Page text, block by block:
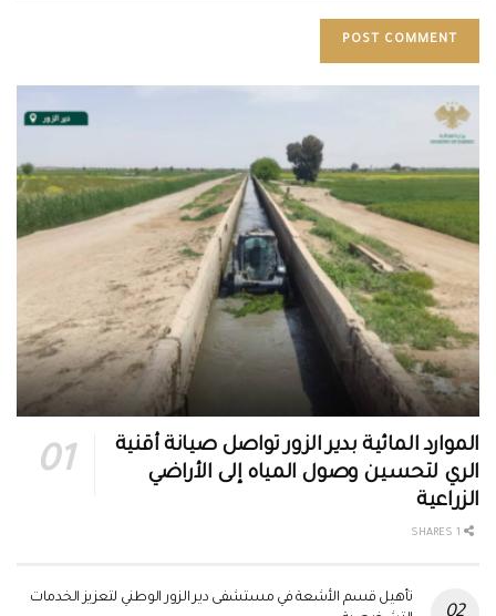
الموارد المائية بدير الزور تواصل صيانة أقنية
الري لتحسين وصول المياه إلى الأراضي
الزراعية
تأهيل قسم الأشعة في مستشفى دير الزور الوطني لتعزيز الخدمات